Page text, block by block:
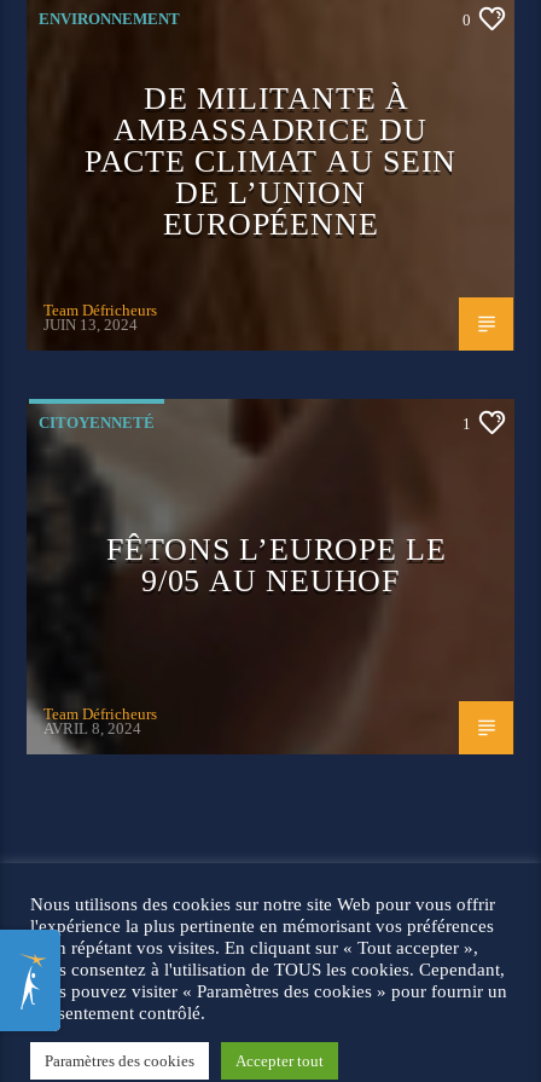
ENVIRONNEMENT 0
DE MILITANTE À
AMBASSADRICE DU
PACTE CLIMAT AU SEIN
DE L’UNION
EUROPÉENNE
Team Défricheurs
JUIN 13, 2024
CITOYENNETÉ 1
FÊTONS L’EUROPE LE
9/05 AU NEUHOF
Team Défricheurs
AVRIL 8, 2024
© 2026 Les défricheurs |Mentions légales
Nous utilisons des cookies sur notre site Web pour vous offrir
l'expérience la plus pertinente en mémorisant vos préférences
et en répétant vos visites. En cliquant sur « Tout accepter »,
vous consentez à l'utilisation de TOUS les cookies. Cependant,
vous pouvez visiter « Paramètres des cookies » pour fournir un
consentement contrôlé.
Paramètres des cookies Accepter tout